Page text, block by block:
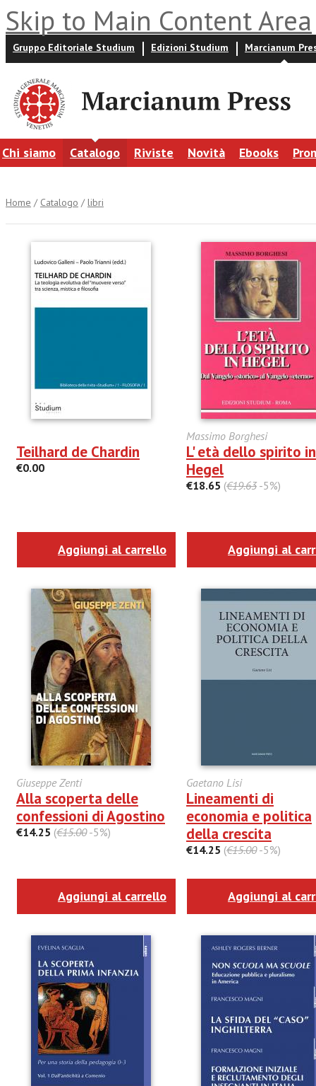
Skip to Main Content Area
Gruppo Editoriale Studium Edizioni Studium Marcianum
Chi siamo Catalogo Riviste Novità Ebooks
Home / Catalogo / libri
Teilhard de Chardin
€0.00
Aggiungi al carrello
Massimo Borghesi
L' età dello spirito in
Hegel
€18.65 (€19.63 -5%)
Aggiungi al
Giuseppe Zenti
Alla scoperta delle
confessioni di Agostino
€14.25 (€15.00-5%)
Aggiungi al carrello
Gaetano Lisi
Lineamenti di
economia e politica
della crescita
€14.25 (€15.00-5%)
Aggiungi al